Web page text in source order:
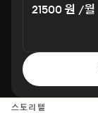
21500 원 /월
스토리텔